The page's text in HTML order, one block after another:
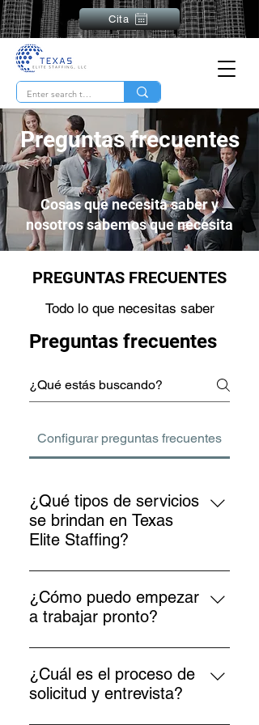
Cita
Preguntas frecuentes
Cosas que necesita saber y
nosotros sabemos que necesita
PREGUNTAS FRECUENTES
Todo lo que necesitas saber
Preguntas frecuentes
Configurar preguntas frecuentes
¿Qué tipos de servicios
se brindan en Texas
Elite Staffing?
Brindamos una amplia gama de
servicios basados en los
requerimientos de la empresa:
contrato. Además, trabajamos
principalmente para estas áreas
industriales: Profesional,
¿Cómo puedo empezar
a trabajar pronto?
Depende de la disponibilidad de
trabajo, en nuestra agencia de
empleo los trabajos cambian a
¿Cuál es el proceso de
solicitud y entrevista?